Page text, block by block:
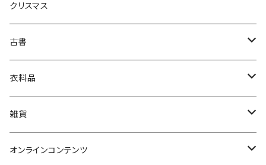
芸術・絵画・写真
絵本・児童書
娯楽・エンターテインメント
クリスマス
古書
古書セット
美術
衣料品
POLEWARDS
Tシャツ
雑貨
バッグ
オンラインコンテンツ